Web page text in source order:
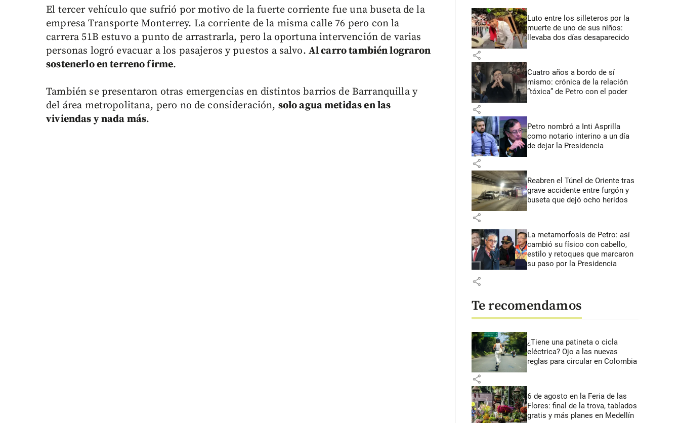
El tercer vehículo que sufrió por motivo de la fuerte corriente fue una buseta de la
empresa Transporte Monterrey. La corriente de la misma calle 76 pero con la
carrera 51B estuvo a punto de arrastrarla, pero la oportuna intervención de varias
personas logró evacuar a los pasajeros y puestos a salvo. Al carro también lograron
sostenerlo en terreno firme.
También se presentaron otras emergencias en distintos barrios de Barranquilla y
del área metropolitana, pero no de consideración, solo agua metidas en las
viviendas y nada más.
Luto entre los silleteros por la
muerte de uno de sus niños:
llevaba dos días desaparecido
share
Cuatro años a bordo de sí
mismo: crónica de la relación
“tóxica” de Petro con el poder
share
Petro nombró a Inti Asprilla
como notario interino a un día
de dejar la Presidencia
share
Reabren el Túnel de Oriente tras
grave accidente entre furgón y
buseta que dejó ocho heridos
share
La metamorfosis de Petro: así
cambió su físico con cabello,
estilo y retoques que marcaron
su paso por la Presidencia
share
Te recomendamos
¿Tiene una patineta o cicla
eléctrica? Ojo a las nuevas
reglas para circular en Colombia
share
6 de agosto en la Feria de las
Flores: final de la trova, tablados
gratis y más planes en Medellín